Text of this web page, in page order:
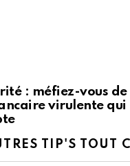
: méfiez-vous
virulente
TIP'S TOUT